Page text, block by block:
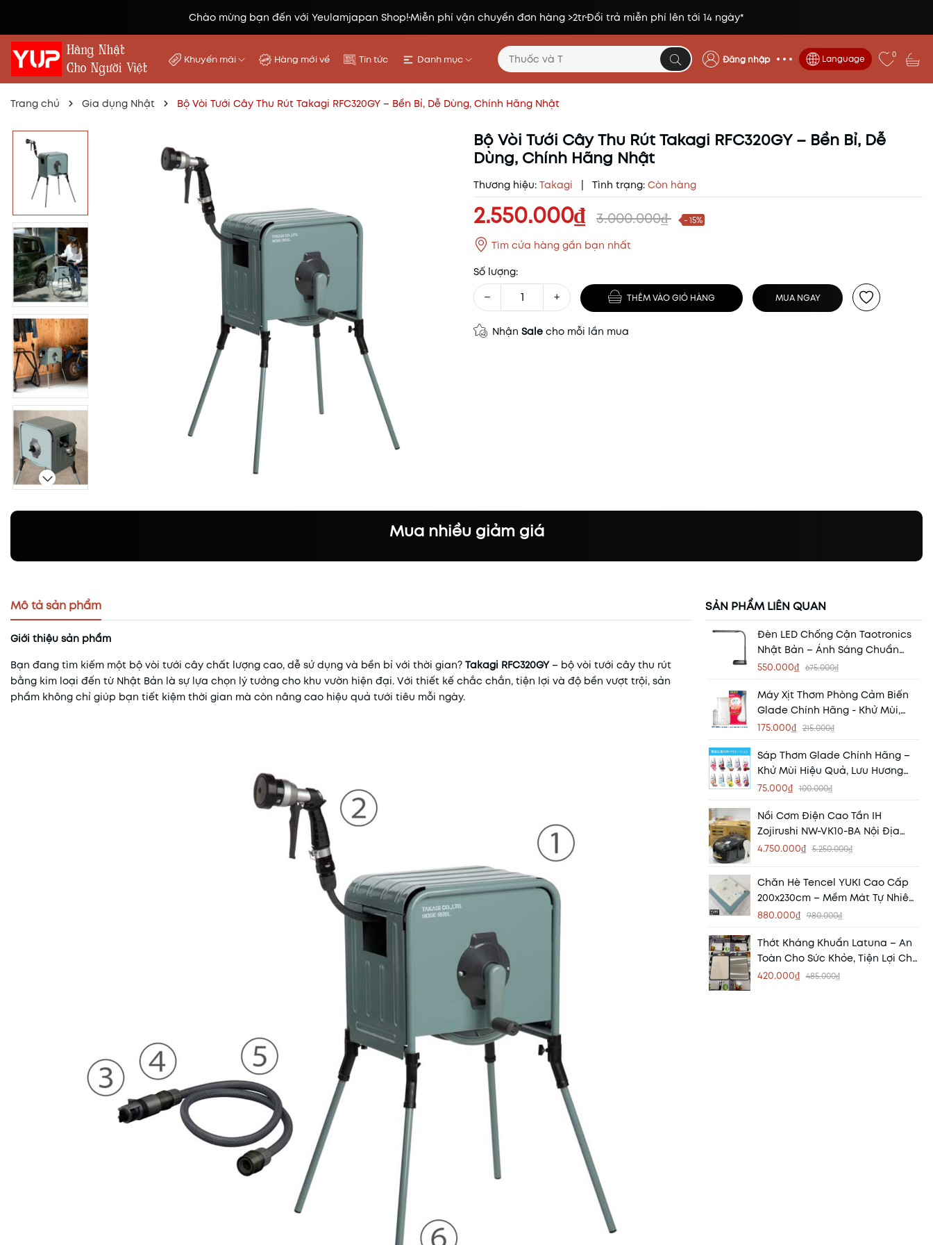
Chào mừng bạn đến với Yeulamjapan Shop!Miễn phí vận chuyển đơn hàng >2trĐổi trả miễn phí lên tới 14 ngày*
Khuyến mãi Hàng mới về Tin tức Danh mục Đăng nhập Language 0
Trang chủ Gia dụng Nhật Bộ Vòi Tưới Cây Thu Rút Takagi RFC320GY – Bền Bỉ, Dễ Dùng, Chính Hãng Nhật
Bộ Vòi Tưới Cây Thu Rút Takagi RFC320GY – Bền Bỉ, Dễ
Dùng, Chính Hãng Nhật
Thương hiệu: Takagi Tình trạng: Còn hàng
2.550.000₫ 3.000.000₫ - 15%
Tìm cửa hàng gần bạn nhất
Số lượng:
− + THÊM VÀO GIỎ HÀNG MUA NGAY
Nhận Sale cho mỗi lần mua
Mua nhiều giảm giá
Mã khuyến mãi:
Điều kiện:
Mô tả sản phẩm
Giới thiệu sản phẩm
Bạn đang tìm kiếm một bộ vòi tưới cây chất lượng cao, dễ sử dụng và bền bỉ với thời gian? Takagi RFC320GY– bộ vòi tưới cây thu rút
bằng kim loại đến từ Nhật Bản là sự lựa chọn lý tưởng cho khu vườn hiện đại. Với thiết kế chắc chắn, tiện lợi và độ bền vượt trội, sản
phẩm không chỉ giúp bạn tiết kiệm thời gian mà còn nâng cao hiệu quả tưới tiêu mỗi ngày.
SẢN PHẨM LIÊN QUAN
Đèn LED Chống Cận Taotronics
Nhật Bản – Ánh Sáng Chuẩn
Bảo Vệ Đôi Mắt Cả Gia Đình
550.000₫ 675.000₫
Máy Xịt Thơm Phòng Cảm Biến
Glade Chính Hãng - Khử Mùi,
Tỏa Hương Tự Động
175.000₫ 215.000₫
Sáp Thơm Glade Chính Hãng –
Khử Mùi Hiệu Quả, Lưu Hương
Dài Lâu
75.000₫ 100.000₫
Nồi Cơm Điện Cao Tần IH
Zojirushi NW-VK10-BA Nội Địa
Nhật – Bí Quyết Cho Bữa Cơm
4.750.000₫ 5.250.000₫
Chăn Hè Tencel YUKI Cao Cấp
200x230cm – Mềm Mát Tự Nhiên,
Nâng Niu Giấc Ngủ Mùa Hè
880.000₫ 980.000₫
Thớt Kháng Khuẩn Latuna – An
Toàn Cho Sức Khỏe, Tiện Lợi Cho
Mọi Gian Bếp
420.000₫ 485.000₫